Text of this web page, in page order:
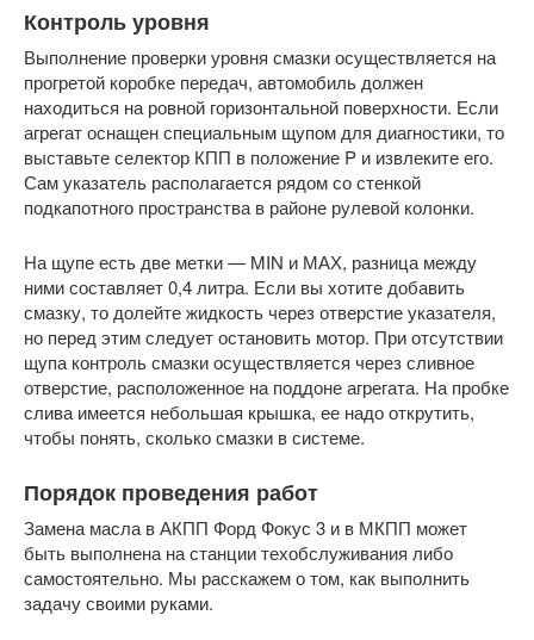
Контроль уровня
Выполнение проверки уровня смазки осуществляется на
прогретой коробке передач, автомобиль должен
находиться на ровной горизонтальной поверхности. Если
агрегат оснащен специальным щупом для диагностики, то
выставьте селектор КПП в положение P и извлеките его.
Сам указатель располагается рядом со стенкой
подкапотного пространства в районе рулевой колонки.
На щупе есть две метки — MIN и МАХ, разница между
ними составляет 0,4 литра. Если вы хотите добавить
смазку, то долейте жидкость через отверстие указателя,
но перед этим следует остановить мотор. При отсутствии
щупа контроль смазки осуществляется через сливное
отверстие, расположенное на поддоне агрегата. На пробке
слива имеется небольшая крышка, ее надо открутить,
чтобы понять, сколько смазки в системе.
Порядок проведения работ
Замена масла в АКПП Форд Фокус 3 и в МКПП может
быть выполнена на станции техобслуживания либо
самостоятельно. Мы расскажем о том, как выполнить
задачу своими руками.